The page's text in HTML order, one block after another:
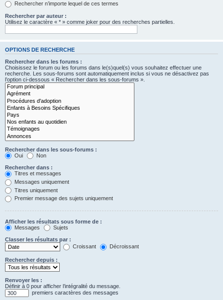
Rechercher n’importe lequel de ces termes
Rechercher par auteur :
Utilisez le caractère « * » comme joker pour des recherches partielles.
OPTIONS DE RECHERCHE
Rechercher dans les forums :
Choisissez le forum ou les forums dans le(s)quel(s) vous souhaitez effectuer une
recherche. Les sous-forums sont automatiquement inclus si vous ne désactivez pas
l’option ci-dessous « Rechercher dans les sous-forums ».
Rechercher dans les sous-forums :
Oui
Non
Rechercher dans :
Titres et messages
Messages uniquement
Titres uniquement
Premier message des sujets uniquement
Afficher les résultats sous forme de :
Messages
Sujets
Classer les résultats par :
Croissant
Décroissant
Rechercher depuis :
Renvoyer les :
Définir à 0 pour afficher l’intégralité du message.
premiers caractères des messages